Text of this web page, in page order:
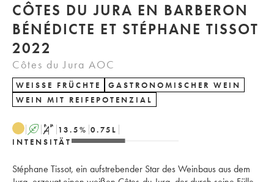
CÔTES DU JURA EN BARBERON
BÉNÉDICTE ET STÉPHANE TISSOT
2022
Côtes du Jura AOC
WEISSE FRÜCHTE
GASTRONOMISCHER WEIN
WEIN MIT REIFEPOTENZIAL
A S 13.5% 0.75 L
INTENSITÄT
Stéphane Tissot, ein aufstrebender Star des Weinbaus aus dem